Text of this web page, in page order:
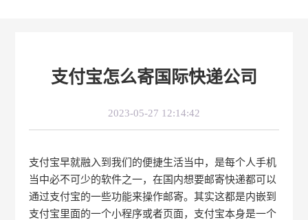
支付宝怎么寄国际快递公司
2023-05-27 12:14:42
支付宝早就融入到我们的便捷生活当中，是每个人手机
当中必不可少的软件之一，在国内想要邮寄快递都可以
通过支付宝的一些功能来操作邮寄。其实这都是内嵌到
支付宝里面的一个小程序或者页面，支付宝本身是一个